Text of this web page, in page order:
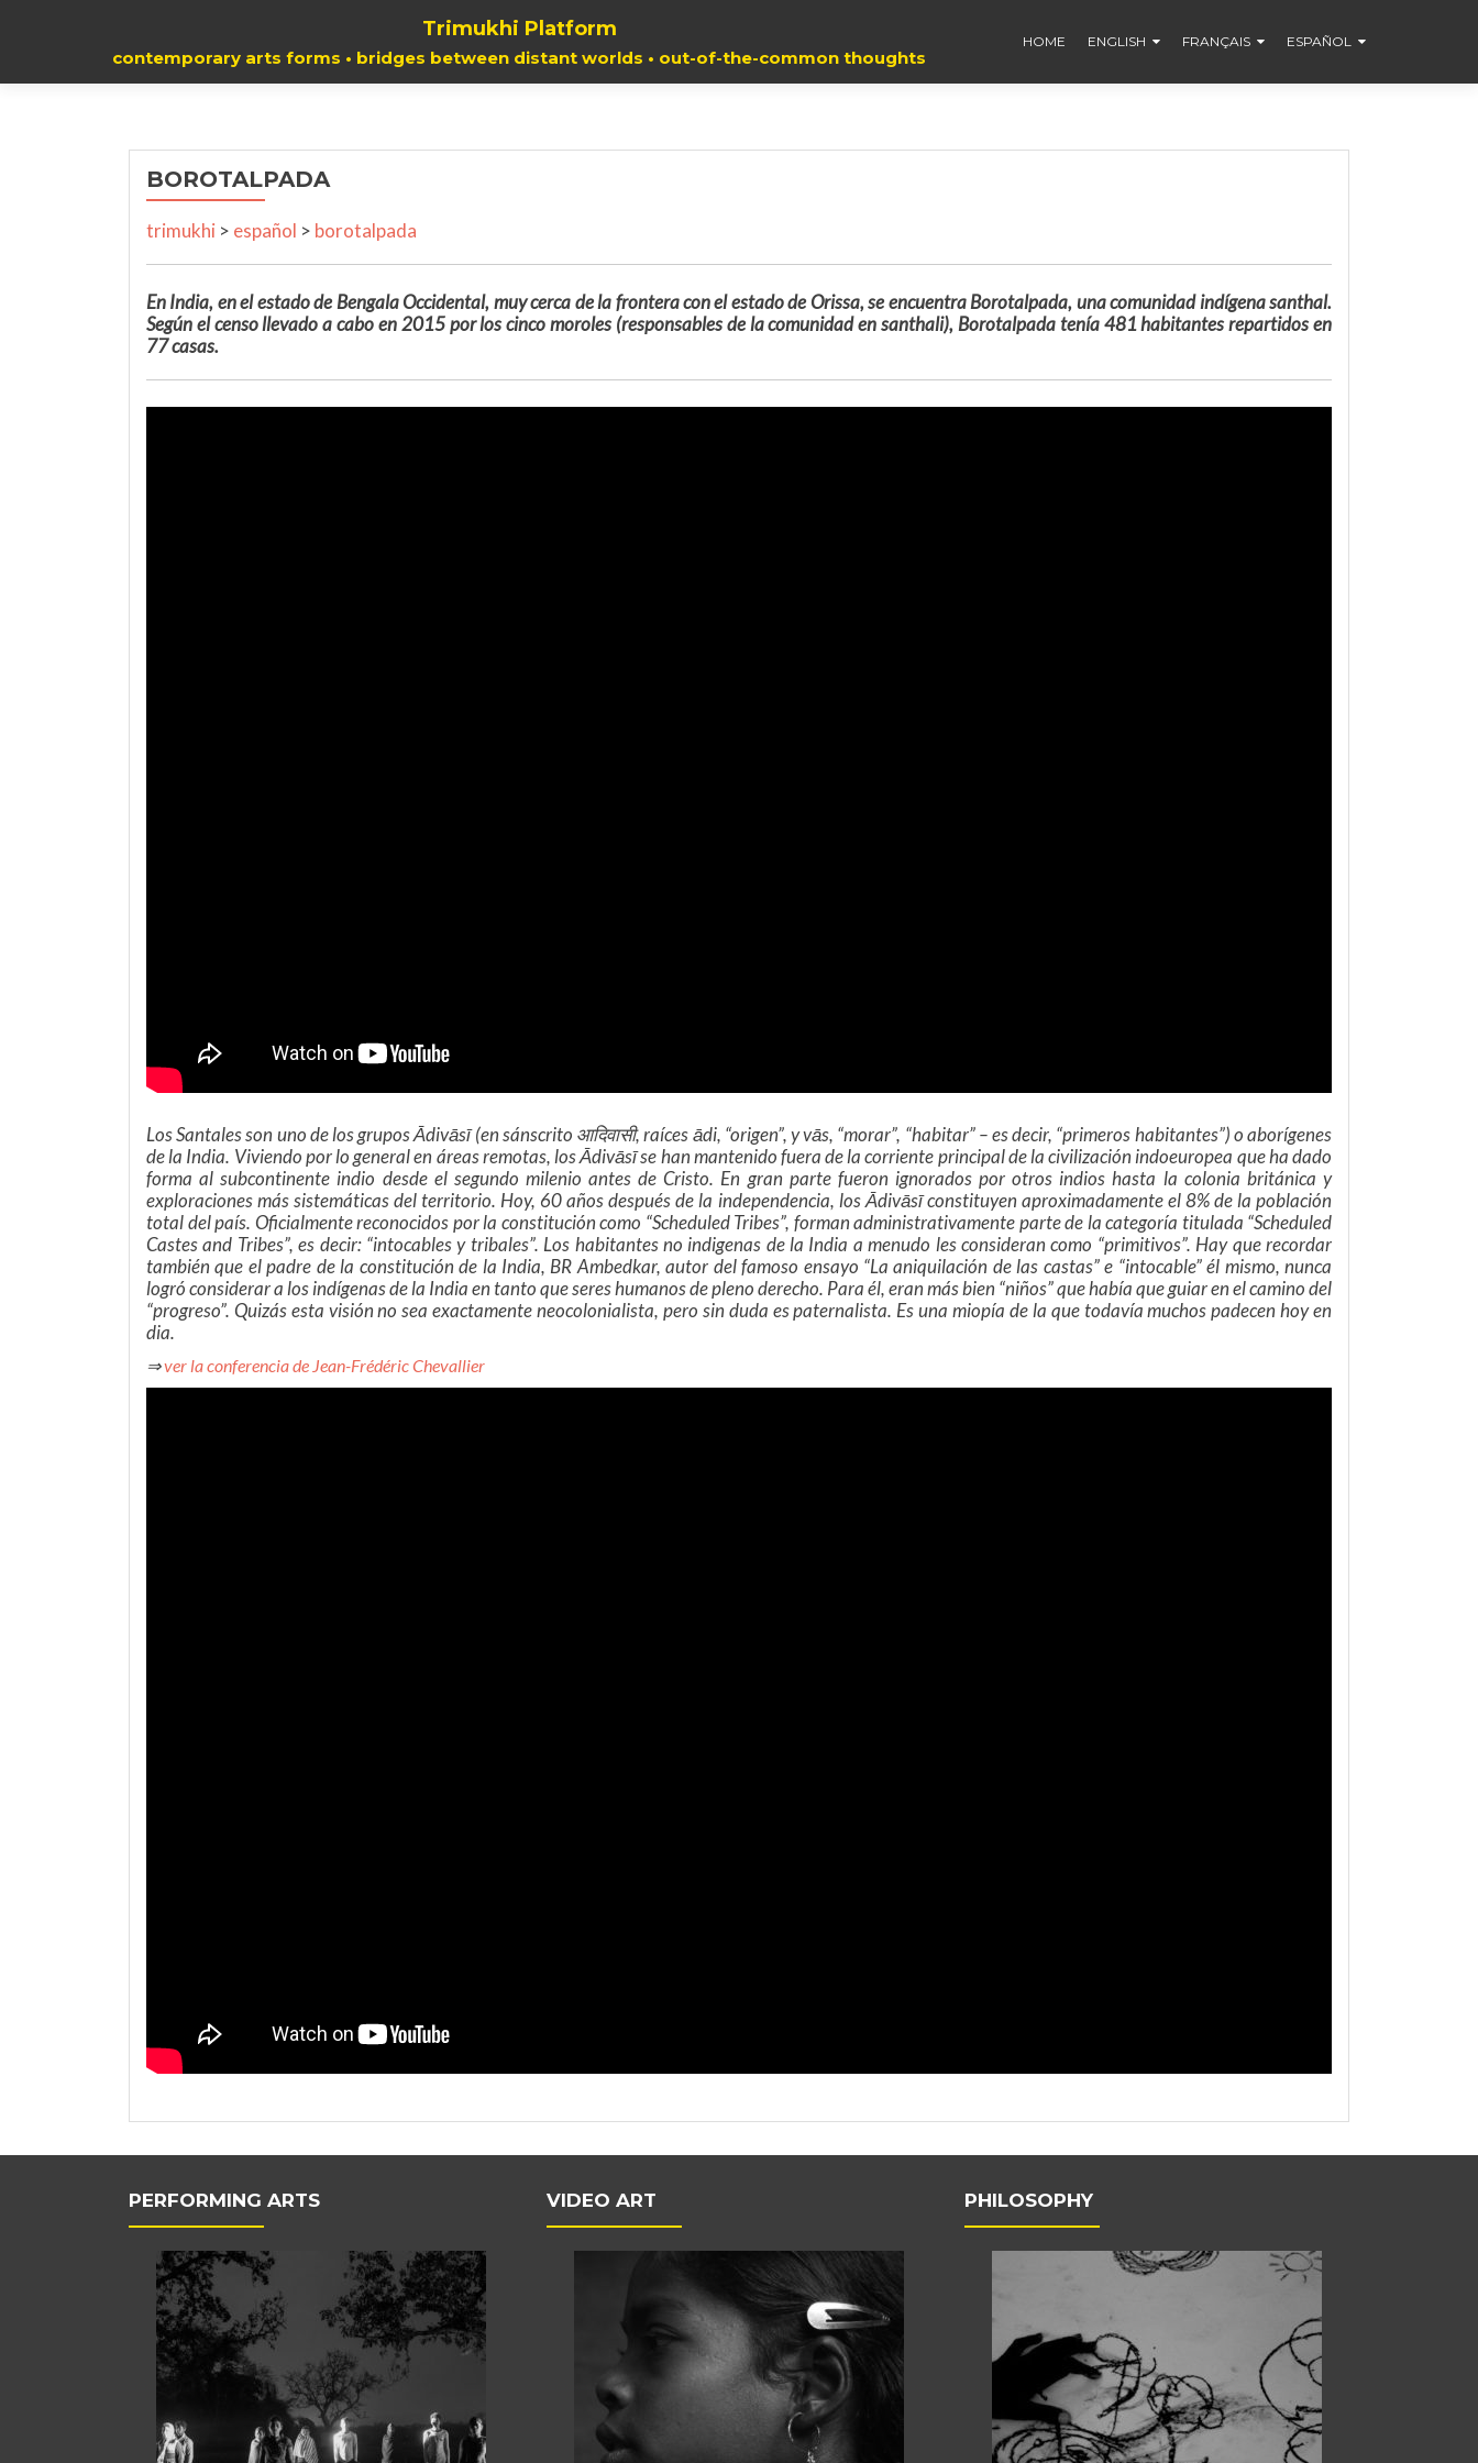
Trimukhi Platform
contemporary arts forms • bridges between distant worlds • out-of-the-common thoughts
HOME ENGLISH FRANÇAIS ESPAÑOL
BOROTALPADA
trimukhi > español > borotalpada
En India, en el estado de Bengala Occidental, muy cerca de la frontera con el estado de Orissa, se encuentra Borotalpada, una comunidad indígena santhal.
Según el censo llevado a cabo en 2015 por los cinco moroles (responsables de la comunidad en santhali), Borotalpada tenía 481 habitantes repartidos en
77 casas.
Los Santales son uno de los grupos Ādivāsī (en sánscrito आदिवासी, raíces ādi, “origen”, y vās, “morar”, “habitar” – es decir, “primeros habitantes”) o aborígenes
de la India. Viviendo por lo general en áreas remotas, los Ādivāsī se han mantenido fuera de la corriente principal de la civilización indoeuropea que ha dado
forma al subcontinente indio desde el segundo milenio antes de Cristo. En gran parte fueron ignorados por otros indios hasta la colonia británica y
exploraciones más sistemáticas del territorio. Hoy, 60 años después de la independencia, los Ādivāsī constituyen aproximadamente el 8% de la población
total del país. Oficialmente reconocidos por la constitución como “Scheduled Tribes”, forman administrativamente parte de la categoría titulada “Scheduled
Castes and Tribes”, es decir: “intocables y tribales”. Los habitantes no indigenas de la India a menudo les consideran como “primitivos”. Hay que recordar
también que el padre de la constitución de la India, BR Ambedkar, autor del famoso ensayo “La aniquilación de las castas” e “intocable” él mismo, nunca
logró considerar a los indígenas de la India en tanto que seres humanos de pleno derecho. Para él, eran más bien “niños” que había que guiar en el camino del
“progreso”. Quizás esta visión no sea exactamente neocolonialista, pero sin duda es paternalista. Es una miopía de la que todavía muchos padecen hoy en
dia.
⇒ver la conferencia de Jean-Frédéric Chevallier
PERFORMING ARTS VIDEO ART PHILOSOPHY